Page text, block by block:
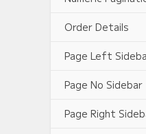
Order Details
Page Left
Page No Sidebar
Page Right